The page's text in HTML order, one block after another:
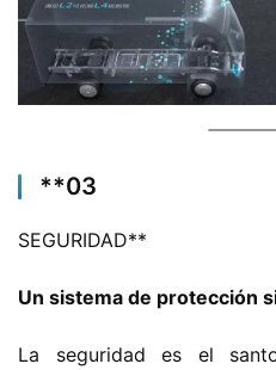
o
n
a
i
​**​03
SEGURIDAD​**​
​Un sistema de protección
La seguridad es el